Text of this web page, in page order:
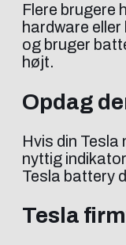
Flere brugere
hardware
og bruger
højt.
Opdag
Hvis din
nyttig
Tesla battery
Tesla